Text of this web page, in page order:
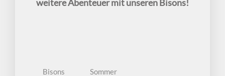
weitere Abenteuer mit unseren Bisons!
Bisons Sommer